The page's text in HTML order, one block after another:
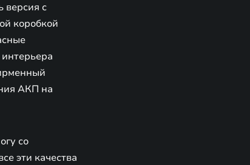
версия с
коробкой
АКП на
со
эти качества